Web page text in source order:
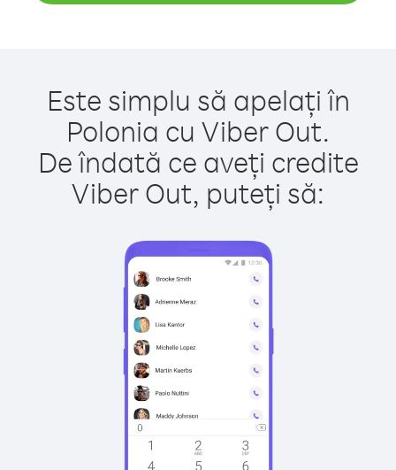
Este simplu să apelați în
Polonia cu Viber Out.
De îndată ce aveți credite
Viber Out, puteți să: